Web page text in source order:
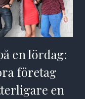
en lördag:
företag
en